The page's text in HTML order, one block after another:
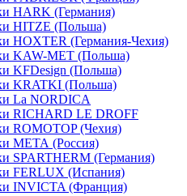
HARK (Германия)
HITZE (Польша)
HOXTER (Германия-Чехия)
KAW-MET (Польша)
KFDesign (Польша)
KRATKI (Польша)
La NORDICA
RICHARD LE DROFF
ROMOTOP (Чехия)
МЕТА (Россия)
SPARTHERM (Германия)
FERLUX (Испания)
INVICTA (Франция)